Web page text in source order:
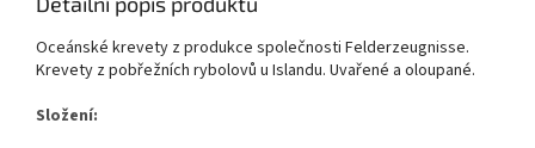
Oceánské krevety z produkce společnosti Felderzeugnisse.
Krevety z pobřežních rybolovů u Islandu. Uvařené a oloupané.
Složení: